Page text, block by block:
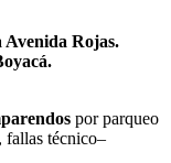
Avenida Rojas.
por parqueo
fallas técnico–